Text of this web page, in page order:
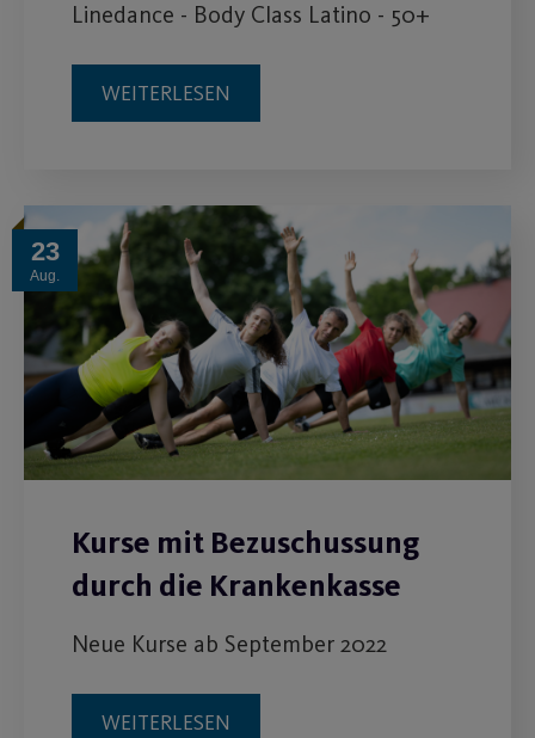
Linedance - Body Class Latino - 50+
WEITERLESEN
23
Aug.
Kurse mit Bezuschussung
durch die Krankenkasse
Neue Kurse ab September 2022
WEITERLESEN